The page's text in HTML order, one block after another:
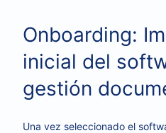
Onboarding:
inicial del
gestión
Una vez seleccionado el